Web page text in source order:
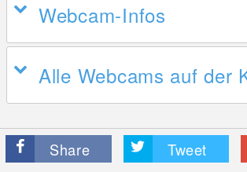
Webcam-Infos
Alle Webcams auf der
Share Tweet